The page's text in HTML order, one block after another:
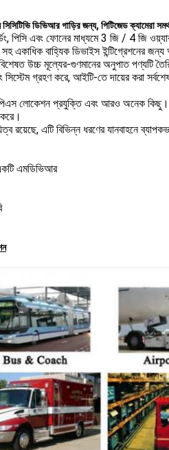
ডিভিআর গাড়ির জন্য, পিটিজেড ক্যামেরা
পিসি এবং ফোনের মাধ্যমে 3 জি / 4 জি
বাহ্যিক ডিভাইস ইন্টিগ্রেশনের জন্য
উচ্চ মূল্যের-গুণমানের অনুপাত পণ্যটি
সিস্টেম গ্রহণ করে, আইটি-তে দায়ের করা
লোকেশন প্রযুক্তি এবং আরও অনেক কিছু।
রয়েছে, এটি বিভিন্ন ধরণের যানবাহনে
এমডিভিআর